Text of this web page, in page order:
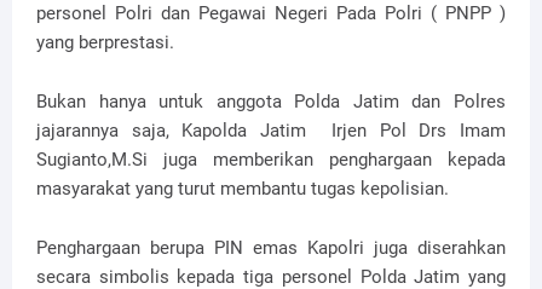
personel Polri dan Pegawai Negeri Pada Polri ( PNPP )
yang berprestasi.
Bukan hanya untuk anggota Polda Jatim dan Polres
jajarannya saja, Kapolda Jatim Irjen Pol Drs Imam
Sugianto,M.Si juga memberikan penghargaan kepada
masyarakat yang turut membantu tugas kepolisian.
Penghargaan berupa PIN emas Kapolri juga diserahkan
secara simbolis kepada tiga personel Polda Jatim yang